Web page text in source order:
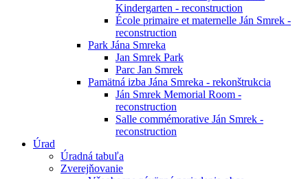
Kindergarten - reconstruction
École primaire et maternelle Ján Smrek -
reconstruction
Park Jána Smreka
Jan Smrek Park
Parc Jan Smrek
Pamätná izba Jána Smreka - rekonštrukcia
Ján Smrek Memorial Room -
reconstruction
Salle commémorative Ján Smrek -
reconstruction
Úrad
Úradná tabuľa
Zverejňovanie